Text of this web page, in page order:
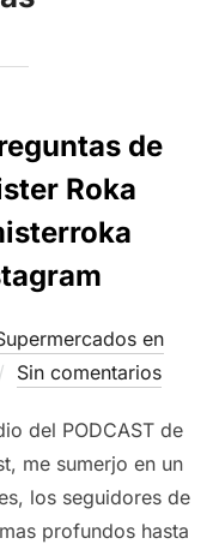
de
Roka
en
Sin comentarios
del PODCAST de
me sumerjo en un
los seguidores de
profundos hasta